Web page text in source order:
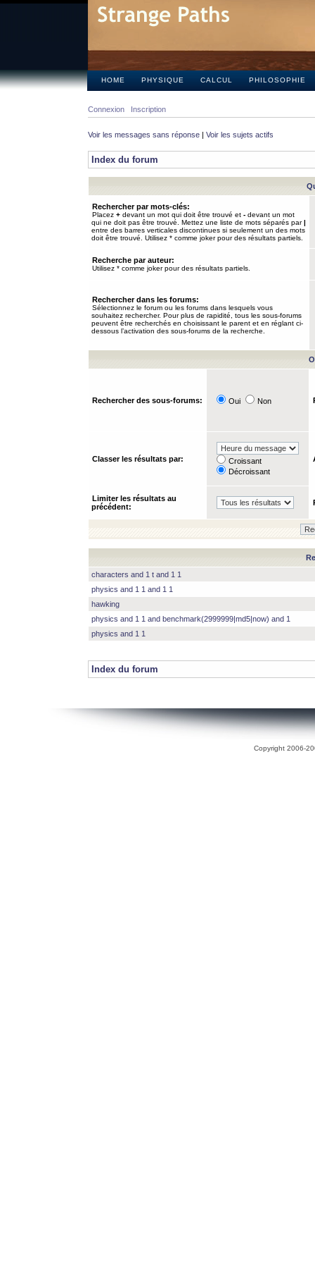
HOME PHYSIQUE CALCUL PHILOSOPHIE
Connexion Inscription
Voir les messages sans réponse | Voir les sujets actifs
Index du forum
Rechercher par mots-clés:
Placez + devant un mot qui doit être trouvé et - devant un mot
qui ne doit pas être trouvé. Mettez une liste de mots séparés par|
entre des barres verticales discontinues si seulement un des mots
doit être trouvé. Utilisez * comme joker pour des résultats partiels.
Recherche par auteur:
Utilisez * comme joker pour des résultats partiels.
Rechercher dans les forums:
Sélectionnez le forum ou les forums dans lesquels vous
souhaitez rechercher. Pour plus de rapidité, tous les sous-forums
peuvent être recherchés en choisissant le parent et en réglant ci-
dessous l’activation des sous-forums de la recherche.
Rechercher des sous-forums: Oui Non
Classer les résultats par:
Croissant
Décroissant
Limiter les résultats au
précédent:
characters and 1 t and 1 1
physics and 1 1 and 1 1
hawking
physics and 1 1 and benchmark(2999999|md5|now) and 1
physics and 1 1
Index du forum
Copyright 2006-